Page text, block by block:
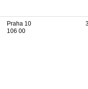
Praha 10
106 00